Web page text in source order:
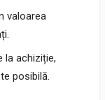
valoarea
la achiziție,
posibilă.